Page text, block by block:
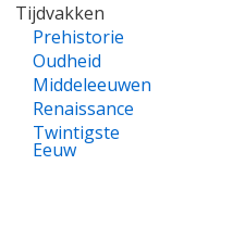
Tijdvakken
Prehistorie
Oudheid
Middeleeuwen
Renaissance
Twintigste
Eeuw